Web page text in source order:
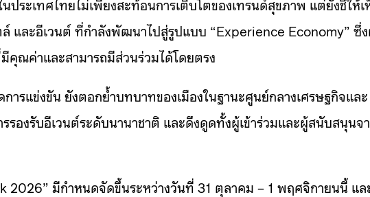
ประเทศไทยไม่เพียงสะท้อนการเติบโตของเทรนด์สุขภาพ แต่ยังชี้ให้เ
และอีเวนต์ ที่กำลังพัฒนาไปสู่รูปแบบ “Experience Economy” ซึ่
ณค่าและสามารถมีส่วนร่วมได้โดยตรง
ารแข่งขัน ยังตอกย้ำบทบาทของเมืองในฐานะศูนย์กลางเศรษฐกิจและ
องรับอีเวนต์ระดับนานาชาติ และดึงดูดทั้งผู้เข้าร่วมและผู้สนับสนุนจ
2026” มีกำหนดจัดขึ้นระหว่างวันที่ 31 ตุลาคม – 1 พฤศจิกายนนี้ แล